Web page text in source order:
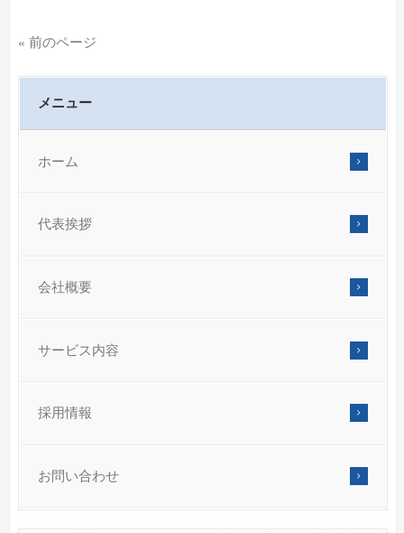
« 前のページ
メニュー
ホーム
代表挨拶
会社概要
サービス内容
採用情報
お問い合わせ